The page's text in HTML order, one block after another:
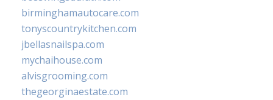
birminghamautocare.com
tonyscountrykitchen.com
jbellasnailspa.com
mychaihouse.com
alvisgrooming.com
thegeorginaestate.com